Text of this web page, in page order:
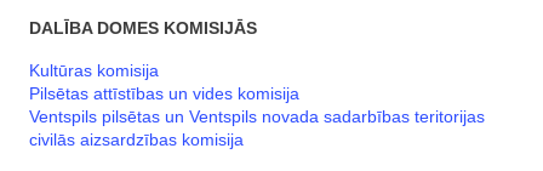
DALĪBA DOMES KOMISIJĀS
Kultūras komisija
Pilsētas attīstības un vides komisija
Ventspils pilsētas un Ventspils novada sadarbības teritorijas
civilās aizsardzības komisija